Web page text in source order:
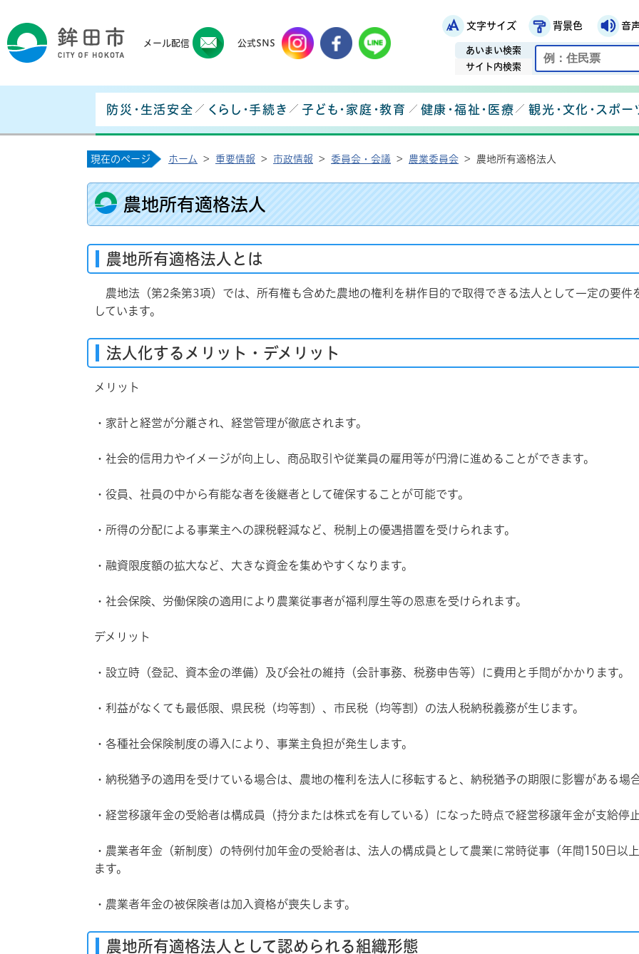
鉾田市役所ホームページ文字サイズ 背景色 音
あいまい検索
サイト内検索
メール配信
鉾田市メールマガジン
公式SNS
鉾田市公式Instagram
鉾田市公式Facebook
鉾田市公式LINE
防災・生活安全 くらし・手続き 子ども・家庭・教育 健康・福祉・医療 観光・文化・スポー
現在のページ ホーム > 重要情報 > 市政情報 > 委員会・会議 > 農業委員会 > 農地所有適格法人
農地所有適格法人
農地所有適格法人とは
農地法（第2条第3項）では、所有権も含めた農地の権利を耕作目的で取得できる法人として一定の要件
しています。
法人化するメリット・デメリット
メリット
・家計と経営が分離され、経営管理が徹底されます。
・社会的信用力やイメージが向上し、商品取引や従業員の雇用等が円滑に進めることができます。
・役員、社員の中から有能な者を後継者として確保することが可能です。
・所得の分配による事業主への課税軽減など、税制上の優遇措置を受けられます。
・融資限度額の拡大など、大きな資金を集めやすくなります。
・社会保険、労働保険の適用により農業従事者が福利厚生等の恩恵を受けられます。
デメリット
・設立時（登記、資本金の準備）及び会社の維持（会計事務、税務申告等）に費用と手間がかかります。
・利益がなくても最低限、県民税（均等割）、市民税（均等割）の法人税納税義務が生じます。
・各種社会保険制度の導入により、事業主負担が発生します。
・納税猶予の適用を受けている場合は、農地の権利を法人に移転すると、納税猶予の期限に影響がある場
・経営移譲年金の受給者は構成員（持分または株式を有している）になった時点で経営移譲年金が支給停
・農業者年金（新制度）の特例付加年金の受給者は、法人の構成員として農業に常時従事（年間150日以
ます。
・農業者年金の被保険者は加入資格が喪失します。
農地所有適格法人として認められる組織形態